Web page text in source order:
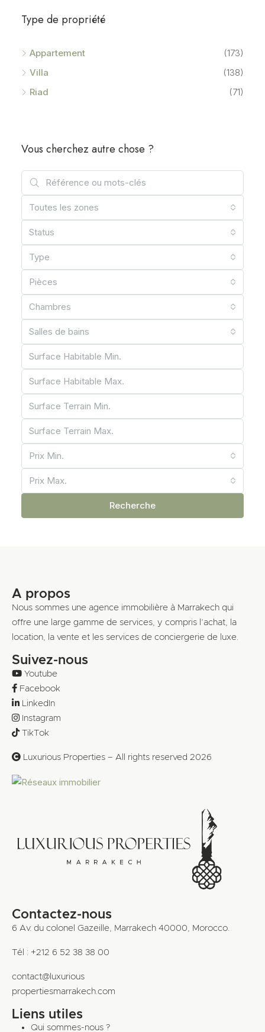
Type de propriété
Appartement
(173)
Villa
(138)
Riad
(71)
Vous cherchez autre chose ?
Toutes les zones
Status
Type
Pièces
Chambres
Salles de bains
Prix ​​Min.
Prix Max.
Recherche
A propos
Nous sommes une agence immobilière à Marrakech qui
offre une large gamme de services, y compris l’achat, la
location, la vente et les services de conciergerie de luxe.
Suivez-nous
Youtube
Facebook
LinkedIn
Instagram
TikTok
Luxurious Properties – All rights reserved 2026
Contactez-nous
6 Av. du colonel Gazeille, Marrakech 40000, Morocco.
Tél : +212 6 52 38 38 00
contact@luxurious
propertiesmarrakech.com
Liens utiles
Qui sommes-nous ?